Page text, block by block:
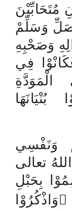
مُتَحَابِّيْنَ
صَلِّ وَسَلِّمْ
وَصَحْبِهِ
فِي
الْمَوَدَّةِ
بُنْيَانَهَا
وَنَفْسِي
تعالى
بِحَبْلِ